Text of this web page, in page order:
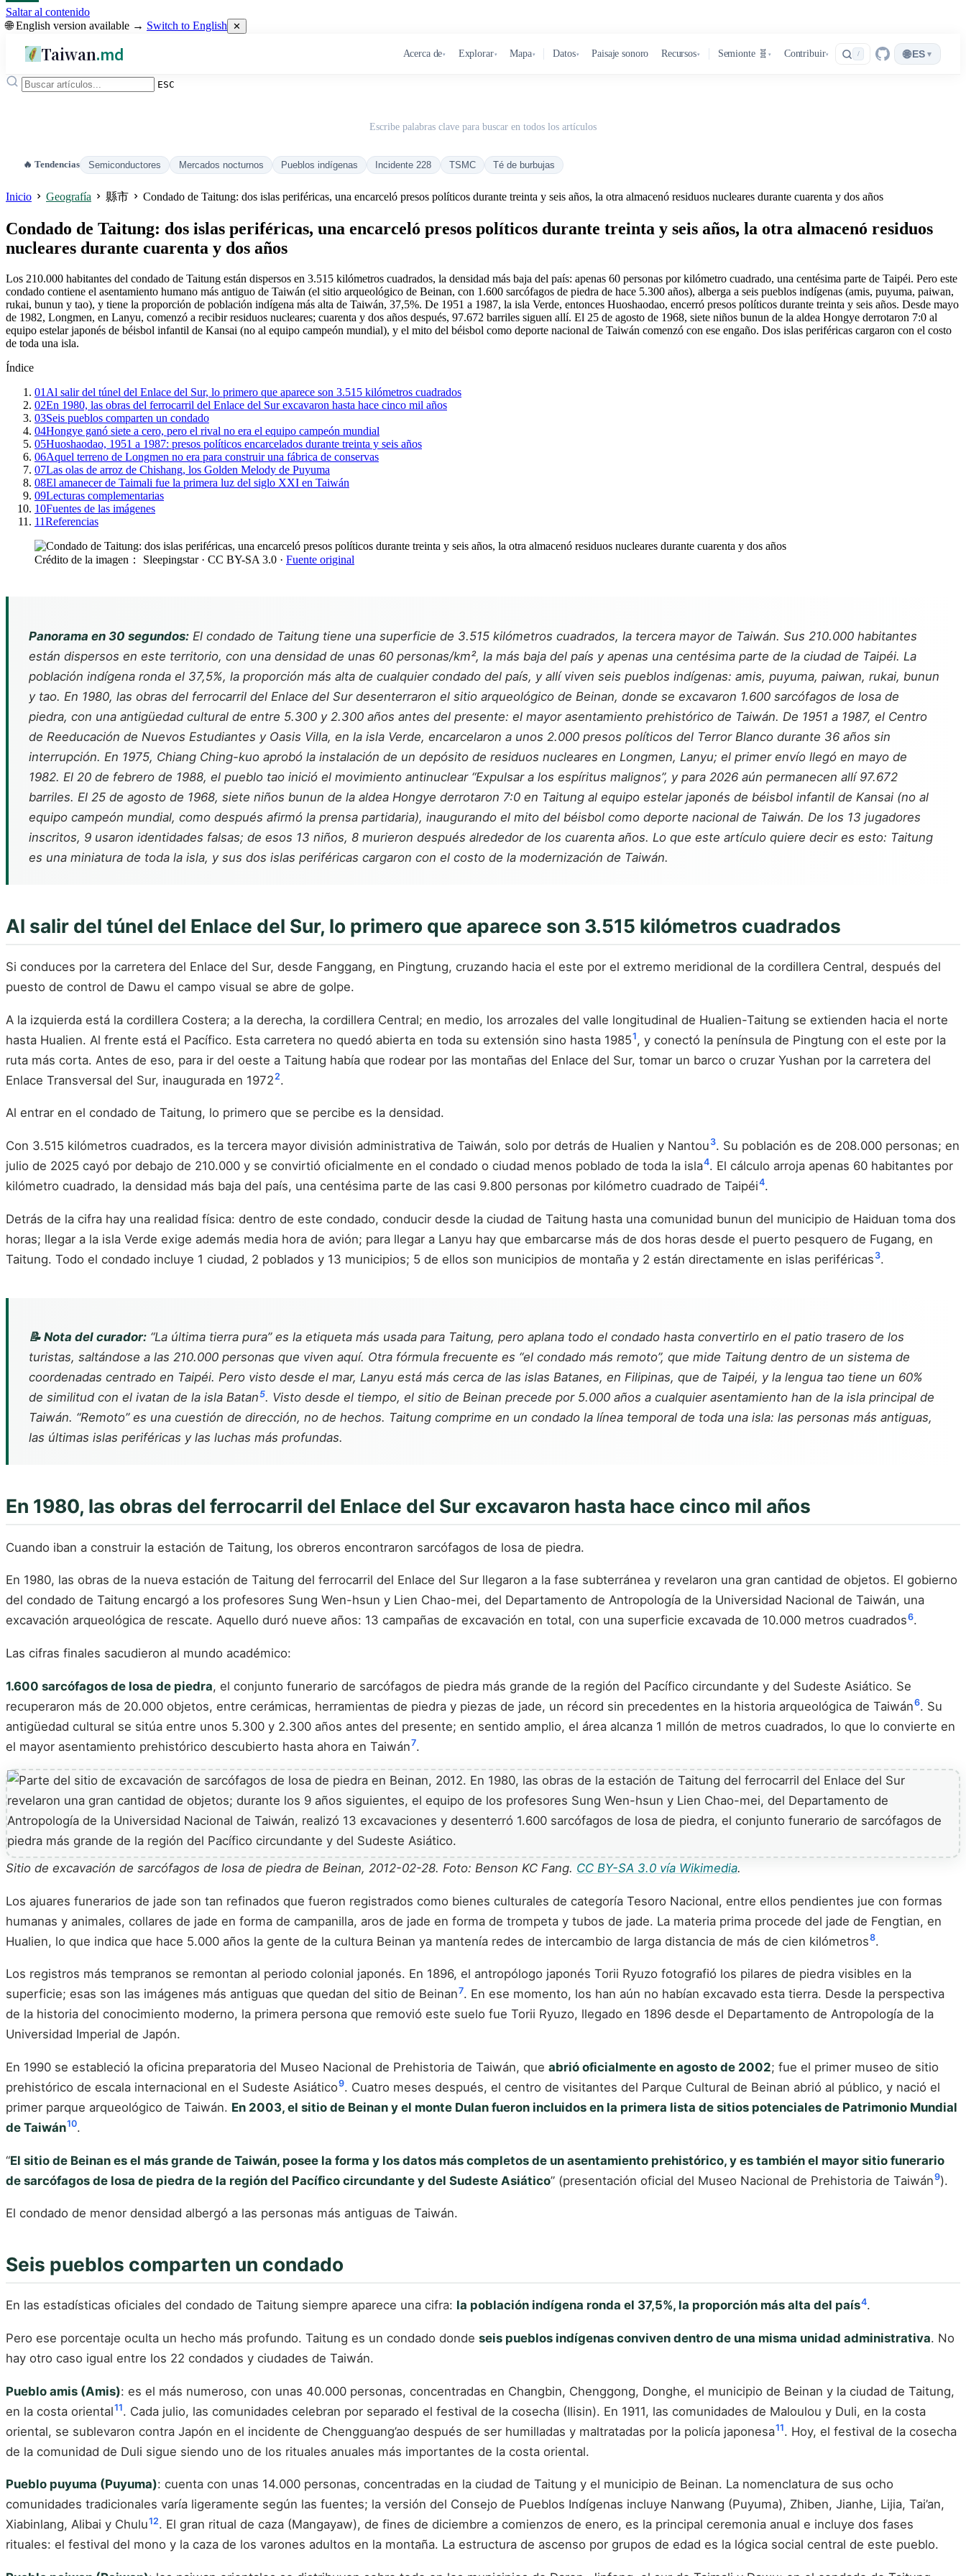
Saltar al contenido
🌐 English version available → Switch to English ✕
Taiwan.md Acerca de▾ Explorar▾ Mapa▾ Datos▾ Paisaje sonoro Recursos▾ Semionte 🧬 ▾ Contribuir▾ / 🌐 ES ▾
ESC
Escribe palabras clave para buscar en todos los artículos
🔥 Tendencias Semiconductores Mercados nocturnos Pueblos indígenas Incidente 228 TSMC Té de burbujas
Inicio Geografía 縣市 Condado de Taitung: dos islas periféricas, una encarceló presos políticos durante treinta y seis años, la otra almacenó residuos nucleares durante cuarenta y dos años
Condado de Taitung: dos islas periféricas, una encarceló presos políticos durante treinta y seis años, la otra almacenó residuos
nucleares durante cuarenta y dos años
Los 210.000 habitantes del condado de Taitung están dispersos en 3.515 kilómetros cuadrados, la densidad más baja del país: apenas 60 personas por kilómetro cuadrado, una centésima parte de Taipéi. Pero este
condado contiene el asentamiento humano más antiguo de Taiwán (el sitio arqueológico de Beinan, con 1.600 sarcófagos de piedra de hace 5.300 años), alberga a seis pueblos indígenas (amis, puyuma, paiwan,
rukai, bunun y tao), y tiene la proporción de población indígena más alta de Taiwán, 37,5%. De 1951 a 1987, la isla Verde, entonces Huoshaodao, encerró presos políticos durante treinta y seis años. Desde mayo
de 1982, Longmen, en Lanyu, comenzó a recibir residuos nucleares; cuarenta y dos años después, 97.672 barriles siguen allí. El 25 de agosto de 1968, siete niños bunun de la aldea Hongye derrotaron 7:0 al
equipo estelar japonés de béisbol infantil de Kansai (no al equipo campeón mundial), y el mito del béisbol como deporte nacional de Taiwán comenzó con ese engaño. Dos islas periféricas cargaron con el costo
de toda una isla.
Índice
01 Al salir del túnel del Enlace del Sur, lo primero que aparece son 3.515 kilómetros cuadrados
02En 1980, las obras del ferrocarril del Enlace del Sur excavaron hasta hace cinco mil años
03Seis pueblos comparten un condado
04Hongye ganó siete a cero, pero el rival no era el equipo campeón mundial
05Huoshaodao, 1951 a 1987: presos políticos encarcelados durante treinta y seis años
06Aquel terreno de Longmen no era para construir una fábrica de conservas
07Las olas de arroz de Chishang, los Golden Melody de Puyuma
08El amanecer de Taimali fue la primera luz del siglo XXI en Taiwán
09Lecturas complementarias
10Fuentes de las imágenes
11Referencias
Crédito de la imagen： Sleepingstar · CC BY-SA 3.0 · Fuente original
Panorama en 30 segundos: El condado de Taitung tiene una superficie de 3.515 kilómetros cuadrados, la tercera mayor de Taiwán. Sus 210.000 habitantes
están dispersos en este territorio, con una densidad de unas 60 personas/km², la más baja del país y apenas una centésima parte de la ciudad de Taipéi. La
población indígena ronda el 37,5%, la proporción más alta de cualquier condado del país, y allí viven seis pueblos indígenas: amis, puyuma, paiwan, rukai, bunun
y tao. En 1980, las obras del ferrocarril del Enlace del Sur desenterraron el sitio arqueológico de Beinan, donde se excavaron 1.600 sarcófagos de losa de
piedra, con una antigüedad cultural de entre 5.300 y 2.300 años antes del presente: el mayor asentamiento prehistórico de Taiwán. De 1951 a 1987, el Centro
de Reeducación de Nuevos Estudiantes y Oasis Villa, en la isla Verde, encarcelaron a unos 2.000 presos políticos del Terror Blanco durante 36 años sin
interrupción. En 1975, Chiang Ching-kuo aprobó la instalación de un depósito de residuos nucleares en Longmen, Lanyu; el primer envío llegó en mayo de
1982. El 20 de febrero de 1988, el pueblo tao inició el movimiento antinuclear “Expulsar a los espíritus malignos”, y para 2026 aún permanecen allí 97.672
barriles. El 25 de agosto de 1968, siete niños bunun de la aldea Hongye derrotaron 7:0 en Taitung al equipo estelar japonés de béisbol infantil de Kansai (no al
equipo campeón mundial, como después afirmó la prensa partidaria), inaugurando el mito del béisbol como deporte nacional de Taiwán. De los 13 jugadores
inscritos, 9 usaron identidades falsas; de esos 13 niños, 8 murieron después alrededor de los cuarenta años. Lo que este artículo quiere decir es esto: Taitung
es una miniatura de toda la isla, y sus dos islas periféricas cargaron con el costo de la modernización de Taiwán.
Al salir del túnel del Enlace del Sur, lo primero que aparece son 3.515 kilómetros cuadrados
Si conduces por la carretera del Enlace del Sur, desde Fanggang, en Pingtung, cruzando hacia el este por el extremo meridional de la cordillera Central, después del
puesto de control de Dawu el campo visual se abre de golpe.
A la izquierda está la cordillera Costera; a la derecha, la cordillera Central; en medio, los arrozales del valle longitudinal de Hualien-Taitung se extienden hacia el norte
hasta Hualien. Al frente está el Pacífico. Esta carretera no quedó abierta en toda su extensión sino hasta 19851, y conectó la península de Pingtung con el este por la
ruta más corta. Antes de eso, para ir del oeste a Taitung había que rodear por las montañas del Enlace del Sur, tomar un barco o cruzar Yushan por la carretera del
Enlace Transversal del Sur, inaugurada en 19722.
Al entrar en el condado de Taitung, lo primero que se percibe es la densidad.
Con 3.515 kilómetros cuadrados, es la tercera mayor división administrativa de Taiwán, solo por detrás de Hualien y Nantou 3. Su población es de 208.000 personas; en
julio de 2025 cayó por debajo de 210.000 y se convirtió oficialmente en el condado o ciudad menos poblado de toda la isla4. El cálculo arroja apenas 60 habitantes por
kilómetro cuadrado, la densidad más baja del país, una centésima parte de las casi 9.800 personas por kilómetro cuadrado de Taipéi4.
Detrás de la cifra hay una realidad física: dentro de este condado, conducir desde la ciudad de Taitung hasta una comunidad bunun del municipio de Haiduan toma dos
horas; llegar a la isla Verde exige además media hora de avión; para llegar a Lanyu hay que embarcarse más de dos horas desde el puerto pesquero de Fugang, en
Taitung. Todo el condado incluye 1 ciudad, 2 poblados y 13 municipios; 5 de ellos son municipios de montaña y 2 están directamente en islas periféricas 3.
📝 Nota del curador: “La última tierra pura” es la etiqueta más usada para Taitung, pero aplana todo el condado hasta convertirlo en el patio trasero de los
turistas, saltándose a las 210.000 personas que viven aquí. Otra fórmula frecuente es “el condado más remoto”, que mide Taitung dentro de un sistema de
coordenadas centrado en Taipéi. Pero visto desde el mar, Lanyu está más cerca de las islas Batanes, en Filipinas, que de Taipéi, y la lengua tao tiene un 60%
de similitud con el ivatan de la isla Batan5. Visto desde el tiempo, el sitio de Beinan precede por 5.000 años a cualquier asentamiento han de la isla principal de
Taiwán. “Remoto” es una cuestión de dirección, no de hechos. Taitung comprime en un condado la línea temporal de toda una isla: las personas más antiguas,
las últimas islas periféricas y las luchas más profundas.
En 1980, las obras del ferrocarril del Enlace del Sur excavaron hasta hace cinco mil años
Cuando iban a construir la estación de Taitung, los obreros encontraron sarcófagos de losa de piedra.
En 1980, las obras de la nueva estación de Taitung del ferrocarril del Enlace del Sur llegaron a la fase subterránea y revelaron una gran cantidad de objetos. El gobierno
del condado de Taitung encargó a los profesores Sung Wen-hsun y Lien Chao-mei, del Departamento de Antropología de la Universidad Nacional de Taiwán, una
excavación arqueológica de rescate. Aquello duró nueve años: 13 campañas de excavación en total, con una superficie excavada de 10.000 metros cuadrados6.
Las cifras finales sacudieron al mundo académico:
1.600 sarcófagos de losa de piedra, el conjunto funerario de sarcófagos de piedra más grande de la región del Pacífico circundante y del Sudeste Asiático. Se
recuperaron más de 20.000 objetos, entre cerámicas, herramientas de piedra y piezas de jade, un récord sin precedentes en la historia arqueológica de Taiwán6. Su
antigüedad cultural se sitúa entre unos 5.300 y 2.300 años antes del presente; en sentido amplio, el área alcanza 1 millón de metros cuadrados, lo que lo convierte en
el mayor asentamiento prehistórico descubierto hasta ahora en Taiwán7.
Sitio de excavación de sarcófagos de losa de piedra de Beinan, 2012-02-28. Foto: Benson KC Fang. CC BY-SA 3.0 vía Wikimedia.
Los ajuares funerarios de jade son tan refinados que fueron registrados como bienes culturales de categoría Tesoro Nacional, entre ellos pendientes jue con formas
humanas y animales, collares de jade en forma de campanilla, aros de jade en forma de trompeta y tubos de jade. La materia prima procede del jade de Fengtian, en
Hualien, lo que indica que hace 5.000 años la gente de la cultura Beinan ya mantenía redes de intercambio de larga distancia de más de cien kilómetros8.
Los registros más tempranos se remontan al periodo colonial japonés. En 1896, el antropólogo japonés Torii Ryuzo fotografió los pilares de piedra visibles en la
superficie; esas son las imágenes más antiguas que quedan del sitio de Beinan7. En ese momento, los han aún no habían excavado esta tierra. Desde la perspectiva
de la historia del conocimiento moderno, la primera persona que removió este suelo fue Torii Ryuzo, llegado en 1896 desde el Departamento de Antropología de la
Universidad Imperial de Japón.
En 1990 se estableció la oficina preparatoria del Museo Nacional de Prehistoria de Taiwán, que abrió oficialmente en agosto de 2002; fue el primer museo de sitio
prehistórico de escala internacional en el Sudeste Asiático9. Cuatro meses después, el centro de visitantes del Parque Cultural de Beinan abrió al público, y nació el
primer parque arqueológico de Taiwán. En 2003, el sitio de Beinan y el monte Dulan fueron incluidos en la primera lista de sitios potenciales de Patrimonio Mundial
de Taiwán10.
“El sitio de Beinan es el más grande de Taiwán, posee la forma y los datos más completos de un asentamiento prehistórico, y es también el mayor sitio funerario
de sarcófagos de losa de piedra de la región del Pacífico circundante y del Sudeste Asiático” (presentación oficial del Museo Nacional de Prehistoria de Taiwán9).
El condado de menor densidad albergó a las personas más antiguas de Taiwán.
Seis pueblos comparten un condado
En las estadísticas oficiales del condado de Taitung siempre aparece una cifra: la población indígena ronda el 37,5%, la proporción más alta del país4.
Pero ese porcentaje oculta un hecho más profundo. Taitung es un condado donde seis pueblos indígenas conviven dentro de una misma unidad administrativa. No
hay otro caso igual entre los 22 condados y ciudades de Taiwán.
Pueblo amis (Amis): es el más numeroso, con unas 40.000 personas, concentradas en Changbin, Chenggong, Donghe, el municipio de Beinan y la ciudad de Taitung,
en la costa oriental11. Cada julio, las comunidades celebran por separado el festival de la cosecha (Ilisin). En 1911, las comunidades de Maloulou y Duli, en la costa
oriental, se sublevaron contra Japón en el incidente de Chengguang’ao después de ser humilladas y maltratadas por la policía japonesa11. Hoy, el festival de la cosecha
de la comunidad de Duli sigue siendo uno de los rituales anuales más importantes de la costa oriental.
Pueblo puyuma (Puyuma): cuenta con unas 14.000 personas, concentradas en la ciudad de Taitung y el municipio de Beinan. La nomenclatura de sus ocho
comunidades tradicionales varía ligeramente según las fuentes; la versión del Consejo de Pueblos Indígenas incluye Nanwang (Puyuma), Zhiben, Jianhe, Lijia, Tai’an,
Xiabinlang, Alibai y Chulu12. El gran ritual de caza (Mangayaw), de fines de diciembre a comienzos de enero, es la principal ceremonia anual e incluye dos fases
rituales: el festival del mono y la caza de los varones adultos en la montaña. La estructura de ascenso por grupos de edad es la lógica social central de este pueblo.